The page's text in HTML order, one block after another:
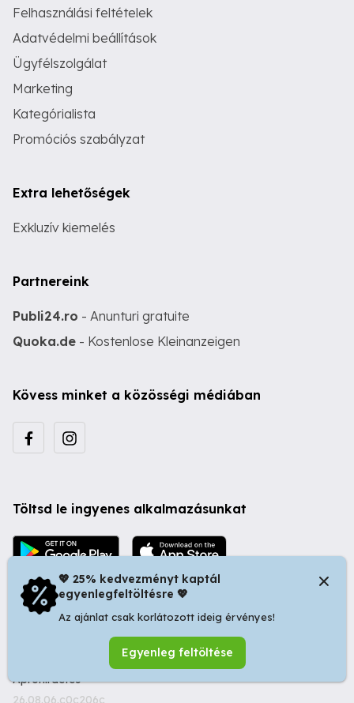
Felhasználási feltételek
Adatvédelmi beállítások
Ügyfélszolgálat
Marketing
Kategórialista
Promóciós szabályzat
Extra lehetőségek
Exkluzív kiemelés
Partnereink
Publi24.ro - Anunturi gratuite
Quoka.de - Kostenlose Kleinanzeigen
Kövess minket a közösségi médiában
Töltsd le ingyenes alkalmazásunkat
© 2026 Startapró S.R.L. | Bulevardul Dacia nr 34, Oradea
410346, Romania | Tax ID: RO44483373 -
Ingyenes
Apróhirdetés
26.08.06.c0c206c
💖 25% kedvezményt kaptál
egyenlegfeltöltésre 💖
Az ajánlat csak korlátozott ideig érvényes!
Egyenleg feltöltése